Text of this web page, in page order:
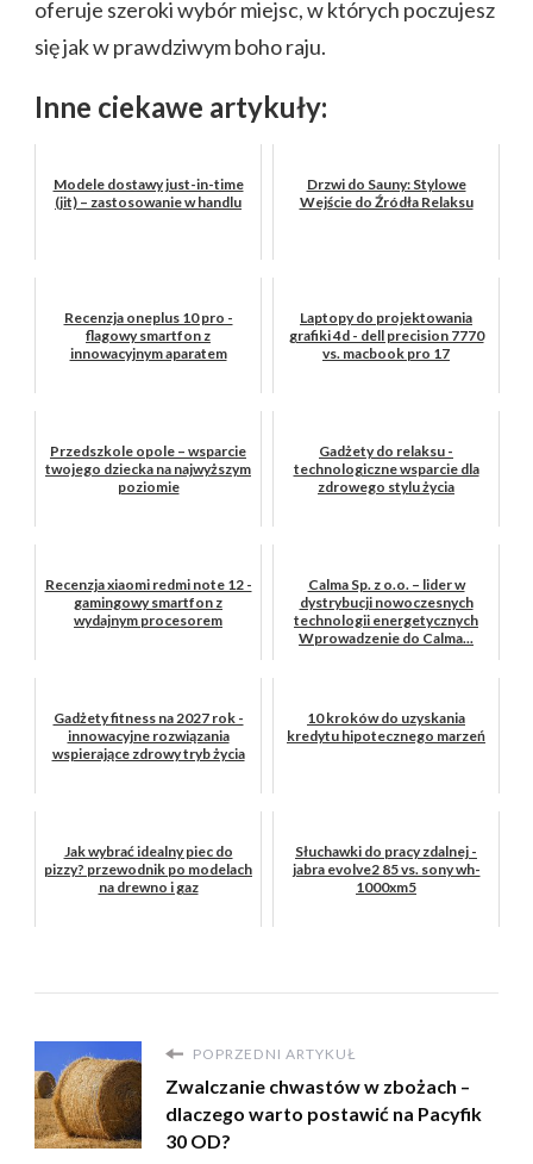
oferuje szeroki wybór miejsc, w których poczujesz
się jak w prawdziwym boho raju.
Inne ciekawe artykuły:
Modele dostawy just-in-time
(jit) – zastosowanie w handlu
Drzwi do Sauny: Stylowe
Wejście do Źródła Relaksu
Recenzja oneplus 10 pro -
flagowy smartfon z
innowacyjnym aparatem
Laptopy do projektowania
grafiki 4d - dell precision 7770
vs. macbook pro 17
Przedszkole opole – wsparcie
twojego dziecka na najwyższym
poziomie
Gadżety do relaksu -
technologiczne wsparcie dla
zdrowego stylu życia
Recenzja xiaomi redmi note 12 -
gamingowy smartfon z
wydajnym procesorem
Calma Sp. z o.o. – lider w
dystrybucji nowoczesnych
technologii energetycznych
Wprowadzenie do Calma...
Gadżety fitness na 2027 rok -
innowacyjne rozwiązania
wspierające zdrowy tryb życia
10 kroków do uzyskania
kredytu hipotecznego marzeń
Jak wybrać idealny piec do
pizzy? przewodnik po modelach
na drewno i gaz
Słuchawki do pracy zdalnej -
jabra evolve2 85 vs. sony wh-
1000xm5
POPRZEDNI ARTYKUŁ
Zwalczanie chwastów w zbożach –
dlaczego warto postawić na Pacyfik
30 OD?